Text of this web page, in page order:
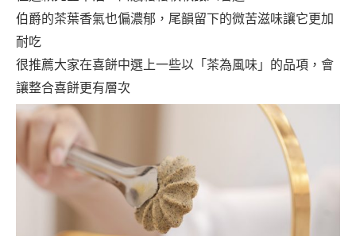
伯爵的茶葉香氣也偏濃郁，尾韻留下的微苦滋味讓它更加
耐吃
很推薦大家在喜餅中選上一些以「茶為風味」的品項，會
讓整合喜餅更有層次